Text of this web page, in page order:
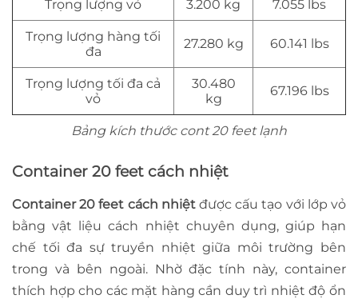
Bảng kích thước cont 20 feet lạnh
Trọng lượng vỏ 3.200 kg 7.055 lbs
Trọng lượng hàng tối
đa
27.280 kg 60.141 lbs
Trọng lượng tối đa cả
vỏ
30.480
kg
67.196 lbs
Container 20 feet cách nhiệt
Container 20 feet cách nhiệtđược cấu tạo với lớp vỏ
bằng vật liệu cách nhiệt chuyên dụng, giúp hạn
chế tối đa sự truyền nhiệt giữa môi trường bên
trong và bên ngoài. Nhờ đặc tính này, container
thích hợp cho các mặt hàng cần duy trì nhiệt độ ổn